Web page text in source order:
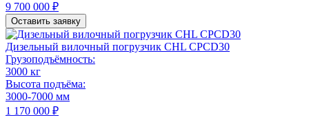
9 700 000 ₽
Оставить заявку
Дизельный вилочный погрузчик CHL CPCD30
Грузоподъёмность:
3000 кг
Высота подъёма:
3000-7000 мм
1 170 000 ₽